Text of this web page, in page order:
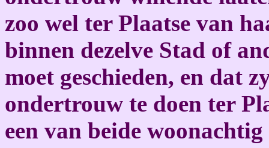
zoo wel ter Plaatse van
binnen dezelve Stad of
moet geschieden, en dat
ondertrouw te doen ter
een van beide